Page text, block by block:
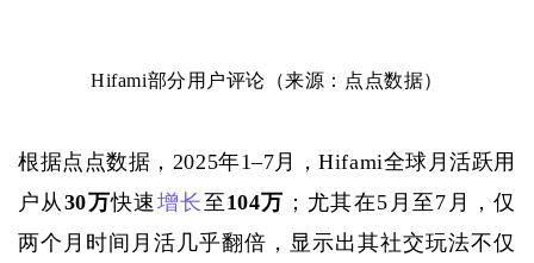
Hifami部分用户评论（来源：点点数据）
根据点点数据， 2025年1–7月，Hifami全球月活跃用
户从30万快速增长 至104万 ；尤其在5月至7月，仅
两个月时间月活几乎翻倍，显示出其社交玩法不仅